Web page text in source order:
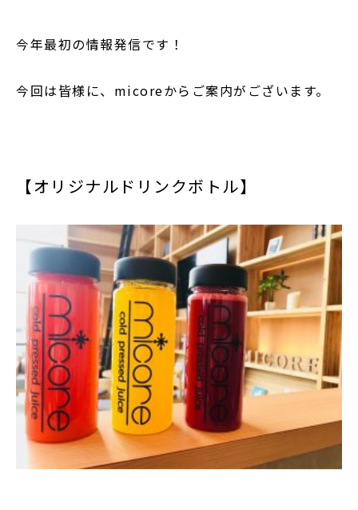
今年最初の情報発信です！
今回は皆様に、micoreからご案内がございます。
【オリジナルドリンクボトル】